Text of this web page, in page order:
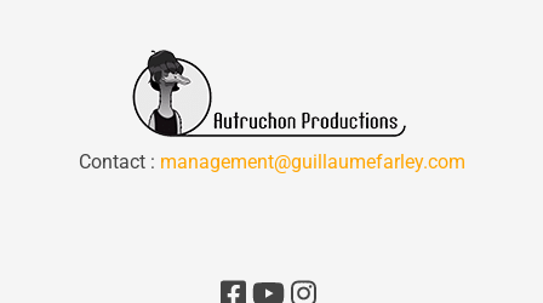
Contact : management@guillaumefarley.com